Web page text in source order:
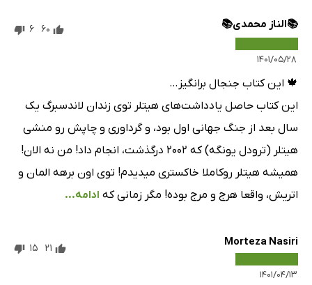
📚الناز محمدی📚
۱۴۰۱/۰۵/۲۸
60
6
‌🍁 این کتاب جنجال برانگیز…
‌این کتاب حاصل یادداشت‌های هیتلر توی زندان لاندسبرگ یک
سال بعد از جنگ جهانی اول بود، و گرداوری و‌ چاپش رو منشی
هیتلر (ترودل یونگه) که ۲۰۰۲ درگذشت، انجام داد! من نه الان!
همیشه هیتلر روکاملا خاکستری میدیدم! توی اون برهه المان و
اتریش، واقعا هرج ‌و‌ مرج بوده! مگر زمانی که ادامه...
Morteza Nasiri
۱۴۰۱/۰۴/۱۳
21
15